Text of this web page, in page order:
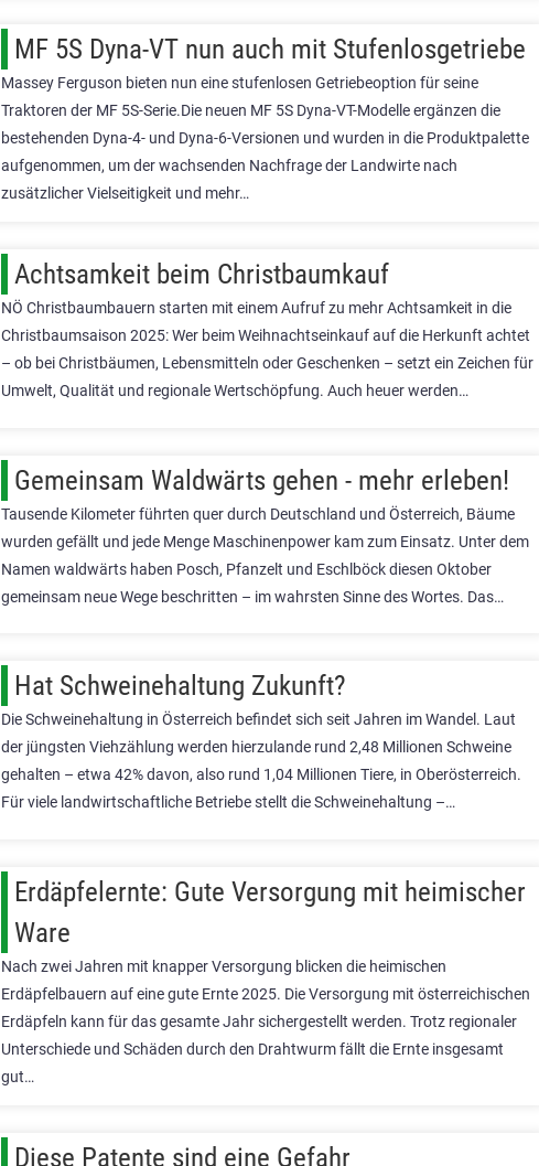
MF 5S Dyna-VT nun auch mit Stufenlosgetriebe
Massey Ferguson bieten nun eine stufenlosen Getriebeoption für seine
Traktoren der MF 5S-Serie.Die neuen MF 5S Dyna-VT-Modelle ergänzen die
bestehenden Dyna-4- und Dyna-6-Versionen und wurden in die Produktpalette
aufgenommen, um der wachsenden Nachfrage der Landwirte nach
zusätzlicher Vielseitigkeit und mehr…
Achtsamkeit beim Christbaumkauf
NÖ Christbaumbauern starten mit einem Aufruf zu mehr Achtsamkeit in die
Christbaumsaison 2025: Wer beim Weihnachtseinkauf auf die Herkunft achtet
– ob bei Christbäumen, Lebensmitteln oder Geschenken – setzt ein Zeichen für
Umwelt, Qualität und regionale Wertschöpfung. Auch heuer werden…
Gemeinsam Waldwärts gehen - mehr erleben!
Tausende Kilometer führten quer durch Deutschland und Österreich, Bäume
wurden gefällt und jede Menge Maschinenpower kam zum Einsatz. Unter dem
Namen waldwärts haben Posch, Pfanzelt und Eschlböck diesen Oktober
gemeinsam neue Wege beschritten – im wahrsten Sinne des Wortes. Das…
Hat Schweinehaltung Zukunft?
Die Schweinehaltung in Österreich befindet sich seit Jahren im Wandel. Laut
der jüngsten Viehzählung werden hierzulande rund 2,48 Millionen Schweine
gehalten – etwa 42% davon, also rund 1,04 Millionen Tiere, in Oberösterreich.
Für viele landwirtschaftliche Betriebe stellt die Schweinehaltung –…
Erdäpfelernte: Gute Versorgung mit heimischer
Ware
Nach zwei Jahren mit knapper Versorgung blicken die heimischen
Erdäpfelbauern auf eine gute Ernte 2025. Die Versorgung mit österreichischen
Erdäpfeln kann für das gesamte Jahr sichergestellt werden. Trotz regionaler
Unterschiede und Schäden durch den Drahtwurm fällt die Ernte insgesamt
gut…
Diese Patente sind eine Gefahr